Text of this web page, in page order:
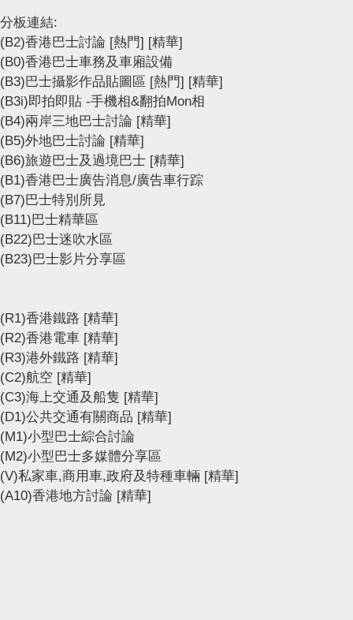
分板連結:
(B2)香港巴士討論 [熱門] [精華]
(B0)香港巴士車務及車廂設備
(B3)巴士攝影作品貼圖區 [熱門] [精華]
(B3i)即拍即貼 -手機相&翻拍Mon相
(B4)兩岸三地巴士討論 [精華]
(B5)外地巴士討論 [精華]
(B6)旅遊巴士及過境巴士 [精華]
(B1)香港巴士廣告消息/廣告車行踪
(B7)巴士特別所見
(B11)巴士精華區
(B22)巴士迷吹水區
(B23)巴士影片分享區
(R1)香港鐵路 [精華]
(R2)香港電車 [精華]
(R3)港外鐵路 [精華]
(C2)航空 [精華]
(C3)海上交通及船隻 [精華]
(D1)公共交通有關商品 [精華]
(M1)小型巴士綜合討論
(M2)小型巴士多媒體分享區
(V)私家車,商用車,政府及特種車輛 [精華]
(A10)香港地方討論 [精華]